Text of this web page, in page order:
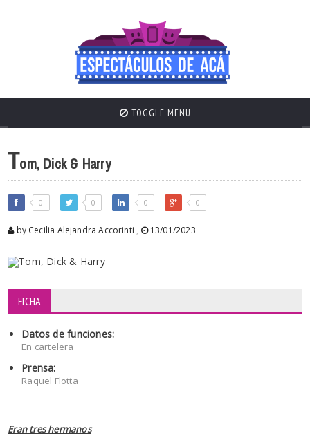
TOGGLE MENU
Tom, Dick & Harry
0 0 0 0
by Cecilia Alejandra Accorinti , 13/01/2023
FICHA
Datos de funciones:
En cartelera
Prensa:
Raquel Flotta
Eran tres hermanos